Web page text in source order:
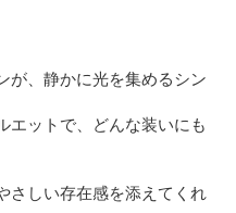
が、静かに光を集めるシン
エットで、どんな装いにも
さしい存在感を添えてくれ